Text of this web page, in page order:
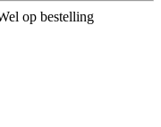
op bestelling